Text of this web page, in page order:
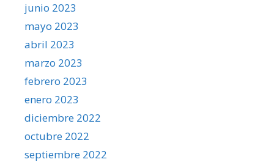
junio 2023
mayo 2023
abril 2023
marzo 2023
febrero 2023
enero 2023
diciembre 2022
octubre 2022
septiembre 2022